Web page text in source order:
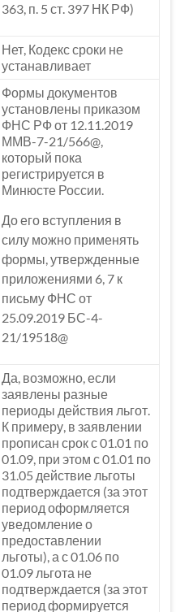
363, п. 5 ст. 397 НК РФ)
Нет, Кодекс сроки не
устанавливает
Формы документов
установлены приказом
ФНС РФ от 12.11.2019
ММВ-7-21/566@,
который пока
регистрируется в
Минюсте России.
До его вступления в
силу можно применять
формы, утвержденные
приложениями 6, 7 к
письму ФНС от
25.09.2019 БС-4-
21/19518@
Да, возможно, если
заявлены разные
периоды действия льгот.
К примеру, в заявлении
прописан срок с 01.01 по
01.09, при этом с 01.01 по
31.05 действие льготы
подтверждается (за этот
период оформляется
уведомление о
предоставлении
льготы), а с 01.06 по
01.09 льгота не
подтверждается (за этот
период формируется